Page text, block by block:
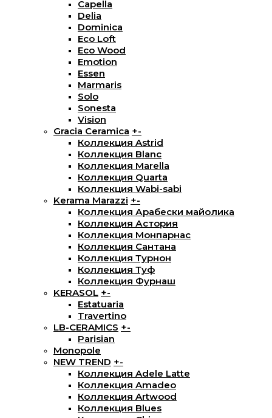
Capella
Delia
Dominica
Eco Loft
Eco Wood
Emotion
Essen
Marmaris
Solo
Sonesta
Vision
Gracia Ceramica +-
Коллекция Astrid
Коллекция Blanc
Коллекция Marella
Коллекция Quarta
Коллекция Wabi-sabi
Kerama Marazzi +-
Коллекция Арабески майолика
Коллекция Астория
Коллекция Монпарнас
Коллекция Сантана
Коллекция Турнон
Коллекция Туф
Коллекция Фурнаш
KERASOL +-
Estatuaria
Travertino
LB-CERAMICS +-
Parisian
Monopole
NEW TREND +-
Коллекция Adele Latte
Коллекция Amadeo
Коллекция Artwood
Коллекция Blues